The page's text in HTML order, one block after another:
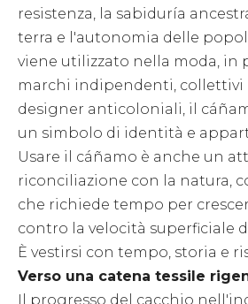
resistenza, la sabiduría
terra e l'autonomia delle
viene utilizzato nella moda, in
marchi indipendenti, collettivi
designer anticoloniali, il
un simbolo di identità e
Usare il cáñamo è anche un
riconciliazione con la natura,
che richiede tempo per
contro la velocità superficiale
È vestirsi con tempo, storia e
Verso una catena tessile
Il progresso del cacchio